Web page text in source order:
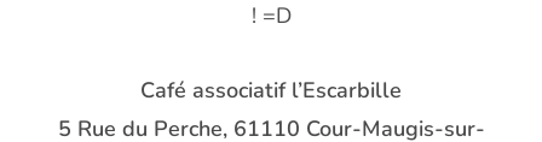
! =D
Café associatif l’Escarbille
5 Rue du Perche, 61110 Cour-Maugis-sur-